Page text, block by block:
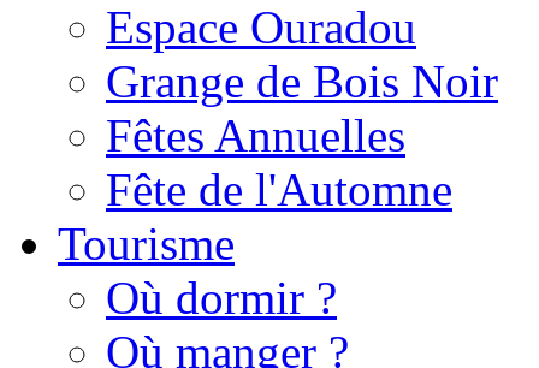
Espace Ouradou
Grange de Bois Noir
Fêtes Annuelles
Fête de l'Automne
Tourisme
Où dormir ?
Où manger ?